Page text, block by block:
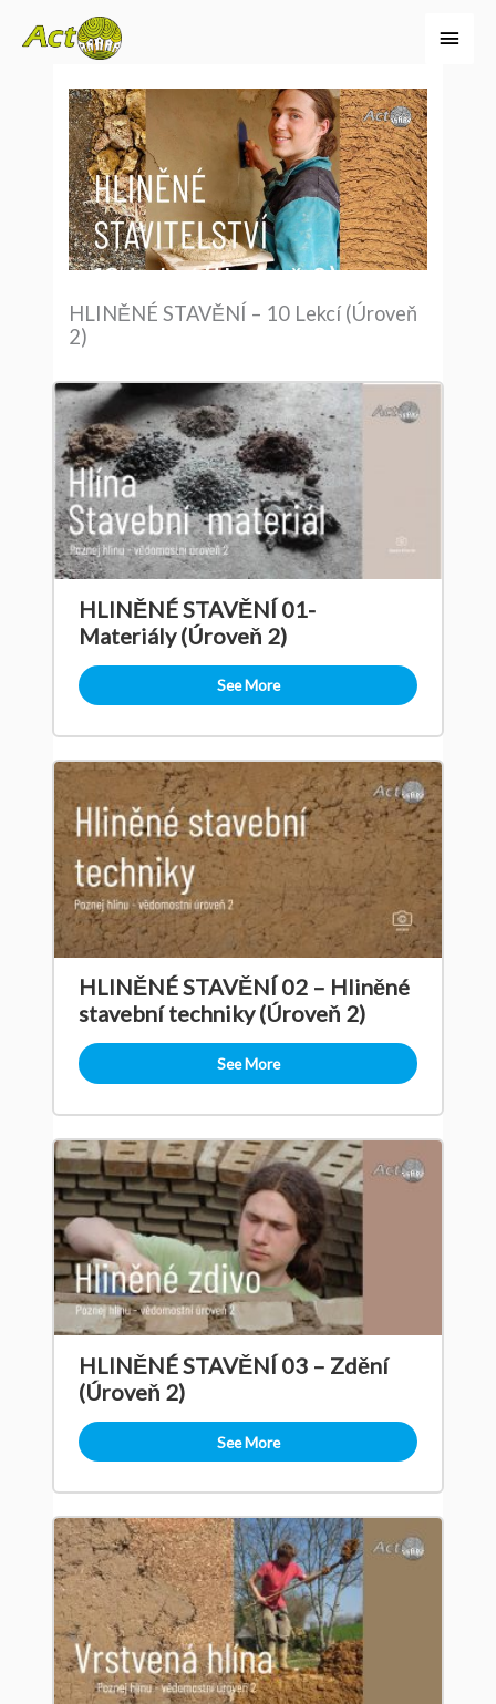
HLINĚNÉ STAVĚNÍ – 10 Lekcí (Úroveň
2)
HLINĚNÉ STAVĚNÍ 01-
Materiály (Úroveň 2)
See More
HLINĚNÉ STAVĚNÍ 02 – Hliněné
stavební techniky (Úroveň 2)
See More
HLINĚNÉ STAVĚNÍ 03 – Zdění
(Úroveň 2)
See More